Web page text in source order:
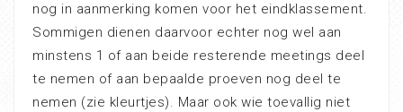
nog in aanmerking komen voor het eindklassement.
Sommigen dienen daarvoor echter nog wel aan
minstens 1 of aan beide resterende meetings deel
te nemen of aan bepaalde proeven nog deel te
nemen (zie kleurtjes). Maar ook wie toevallig niet